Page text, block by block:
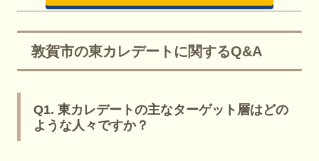
敦賀市の東カレデートに関するQ&A
Q1. 東カレデートの主なターゲット層はどの
ような人々ですか？